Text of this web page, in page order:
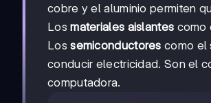
cobre y el aluminio permiten
Losmateriales aislantes como
Lossemiconductores como el
conducir electricidad. Son el
computadora.